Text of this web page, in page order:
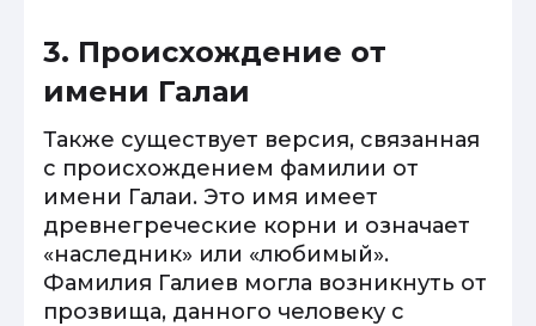
3. Происхождение от
имени Галаи
Также существует версия, связанная
с происхождением фамилии от
имени Галаи. Это имя имеет
древнегреческие корни и означает
«наследник» или «любимый».
Фамилия Галиев могла возникнуть от
прозвища, данного человеку с